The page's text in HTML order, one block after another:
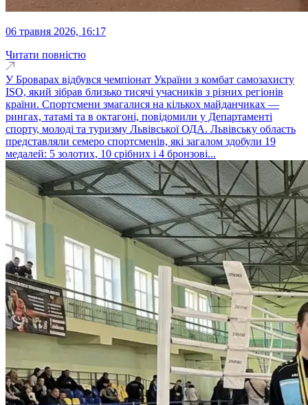
06 травня 2026, 16:17
Читати повністю
У Броварах відбувся чемпіонат України з комбат самозахисту
ISO, який зібрав близько тисячі учасників з різних регіонів
країни. Спортсмени змагалися на кількох майданчиках —
рингах, татамі та в октагоні, повідомили у Департаменті
спорту, молоді та туризму Львівської ОДА. Львівську область
представляли семеро спортсменів, які загалом здобули 19
медалей: 5 золотих, 10 срібних і 4 бронзові...